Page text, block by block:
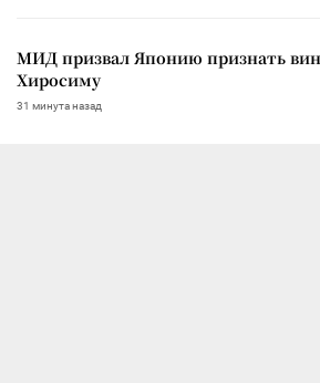
МИД призвал Японию признать
Хиросиму
31 минута назад